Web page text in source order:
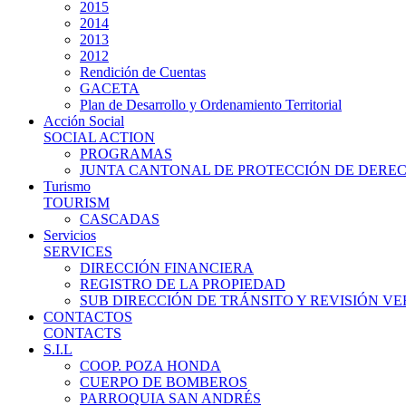
2015
2014
2013
2012
Rendición de Cuentas
GACETA
Plan de Desarrollo y Ordenamiento Territorial
Acción Social
SOCIAL ACTION
PROGRAMAS
JUNTA CANTONAL DE PROTECCIÓN DE
Turismo
TOURISM
CASCADAS
Servicios
SERVICES
DIRECCIÓN FINANCIERA
REGISTRO DE LA PROPIEDAD
SUB DIRECCIÓN DE TRÁNSITO Y REVISIÓN
CONTACTOS
CONTACTS
S.I.L
COOP. POZA HONDA
CUERPO DE BOMBEROS
PARROQUIA SAN ANDRÉS